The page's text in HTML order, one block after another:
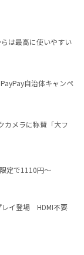
は最高に使いやすい
自治体キャンペ
カメラに称賛「大フ
定で1110円～
レイ登場 HDMI不要